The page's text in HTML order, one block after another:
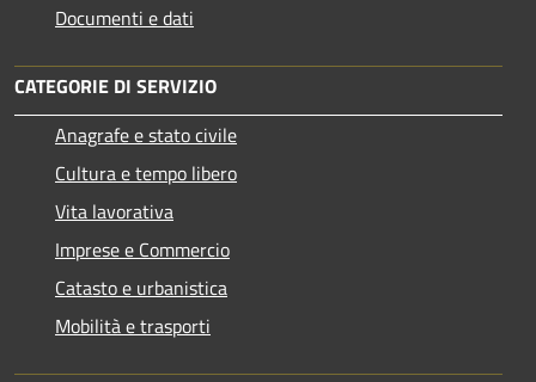
Documenti e dati
CATEGORIE DI SERVIZIO
Anagrafe e stato civile
Cultura e tempo libero
Vita lavorativa
Imprese e Commercio
Catasto e urbanistica
Mobilità e trasporti